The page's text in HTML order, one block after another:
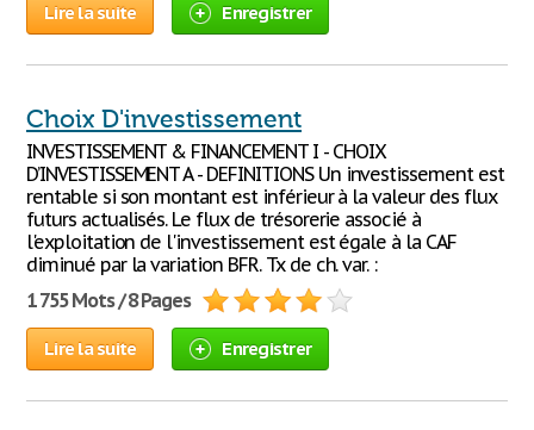
Lire la suite Enregistrer
Choix D'investissement
INVESTISSEMENT & FINANCEMENT I - CHOIX
D’INVESTISSEMENT A - DEFINITIONS Un investissement est
rentable si son montant est inférieur à la valeur des flux
futurs actualisés. Le flux de trésorerie associé à
l'exploitation de l'investissement est égale à la CAF
diminué par la variation BFR. Tx de ch. var. :
1 755 Mots / 8 Pages
Lire la suite Enregistrer